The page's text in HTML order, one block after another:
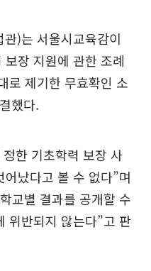
)는 서울시교육감이
보장 지원에 관한 조례
로 제기한 무효확인 소
했다.
한 기초학력 보장 사
났다고 볼 수 없다”며
교별 결과를 공개할 수
위반되지 않는다”고 판